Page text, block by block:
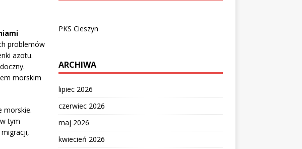
problemów
azotu.
morskim
morskie.
tym
PKS Cieszyn
ARCHIWA
lipiec 2026
czerwiec 2026
maj 2026
kwiecień 2026